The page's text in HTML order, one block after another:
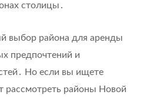
столицы․
выбор района для аренды
предпочтений и
Но если вы ищете
рассмотреть районы Новой